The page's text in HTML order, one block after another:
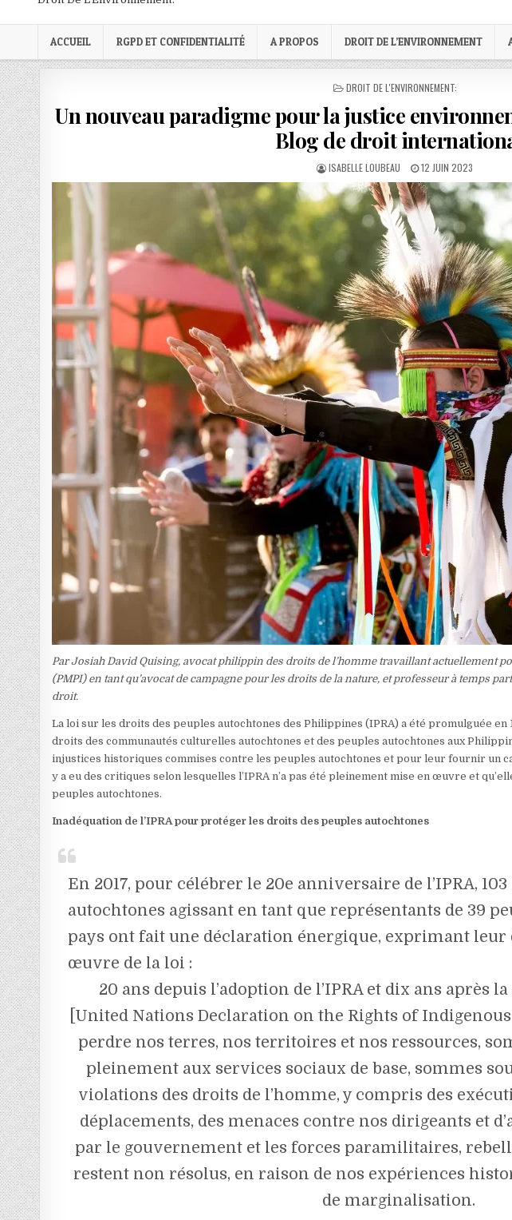
ACCUEIL RGPD ET CONFIDENTIALITÉ A PROPOS DROIT DE L’ENVIRONNEMENT
POSTED
DROIT DE L'ENVIRONNEMENT:
Un nouveau paradigme pour la justice
Blog de droit
AUTHOR:
ISABELLE LOUBEAU
PUBLISHED
DATE:
12 JUIN 2023
Par Josiah David Quising, avocat philippin des droits de l’homme travaillant actuellement
(PMPI) en tant qu’avocat de campagne pour les droits de la nature, et professeur à temps
droit.
La loi sur les droits des peuples autochtones des Philippines (IPRA) a été promulguée
droits des communautés culturelles autochtones et des peuples autochtones aux
injustices historiques commises contre les peuples autochtones et pour leur fournir un
y a eu des critiques selon lesquelles l’IPRA n’a pas été pleinement mise en œuvre et
peuples autochtones.
Inadéquation de l’IPRA pour protéger les droits des peuples autochtones
En 2017, pour célébrer le 20e anniversaire de l’IPRA,
autochtones agissant en tant que représentants de 39
pays ont fait une déclaration énergique, exprimant leur
œuvre de la loi :
20 ans depuis l’adoption de l’IPRA et dix ans après
[United Nations Declaration on the Rights of
perdre nos terres, nos territoires et nos ressources,
pleinement aux services sociaux de base, sommes
violations des droits de l’homme, y compris des
déplacements, des menaces contre nos dirigeants et
par le gouvernement et les forces paramilitaires,
restent non résolus, en raison de nos expériences
de marginalisation.